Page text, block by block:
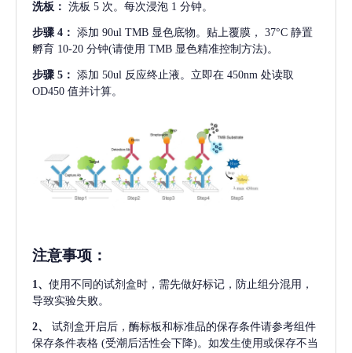
洗板： 洗板 5 次。每次浸泡 1 分钟。
步骤 4： 添加 90ul TMB 显色底物。贴上覆膜， 37°C 静置
孵育 10-20 分钟(请使用 TMB 显色精准控制方法)。
步骤 5： 添加 50ul 反应终止液。立即在 450nm 处读取
OD450 值并计算。
注意事项 ：
1、 使用不同的试剂盒时，需先做好标记，防止组分混用，
导致实验失败。
2、
试剂盒开启后，酶标板和标准品的保存条件请参考组件
保存条件表格 (受潮后活性会下降)。如发生使用或保存不当